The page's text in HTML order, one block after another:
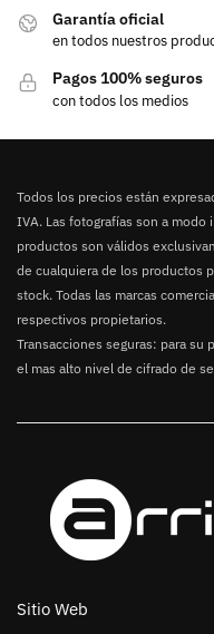
Garantía oficial
en todos nuestros
Pagos 100% seguros
con todos los medios
Todos los precios están
IVA. Las fotografías son a
productos son válidos
de cualquiera de los productos
stock. Todas las marcas
respectivos propietarios.
Transacciones seguras: para
el mas alto nivel de cifrado de
Sitio Web